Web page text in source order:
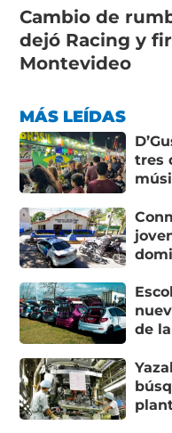
Cambio de
dejó Racing y
Montevideo
MÁS LEÍDAS
tres
de